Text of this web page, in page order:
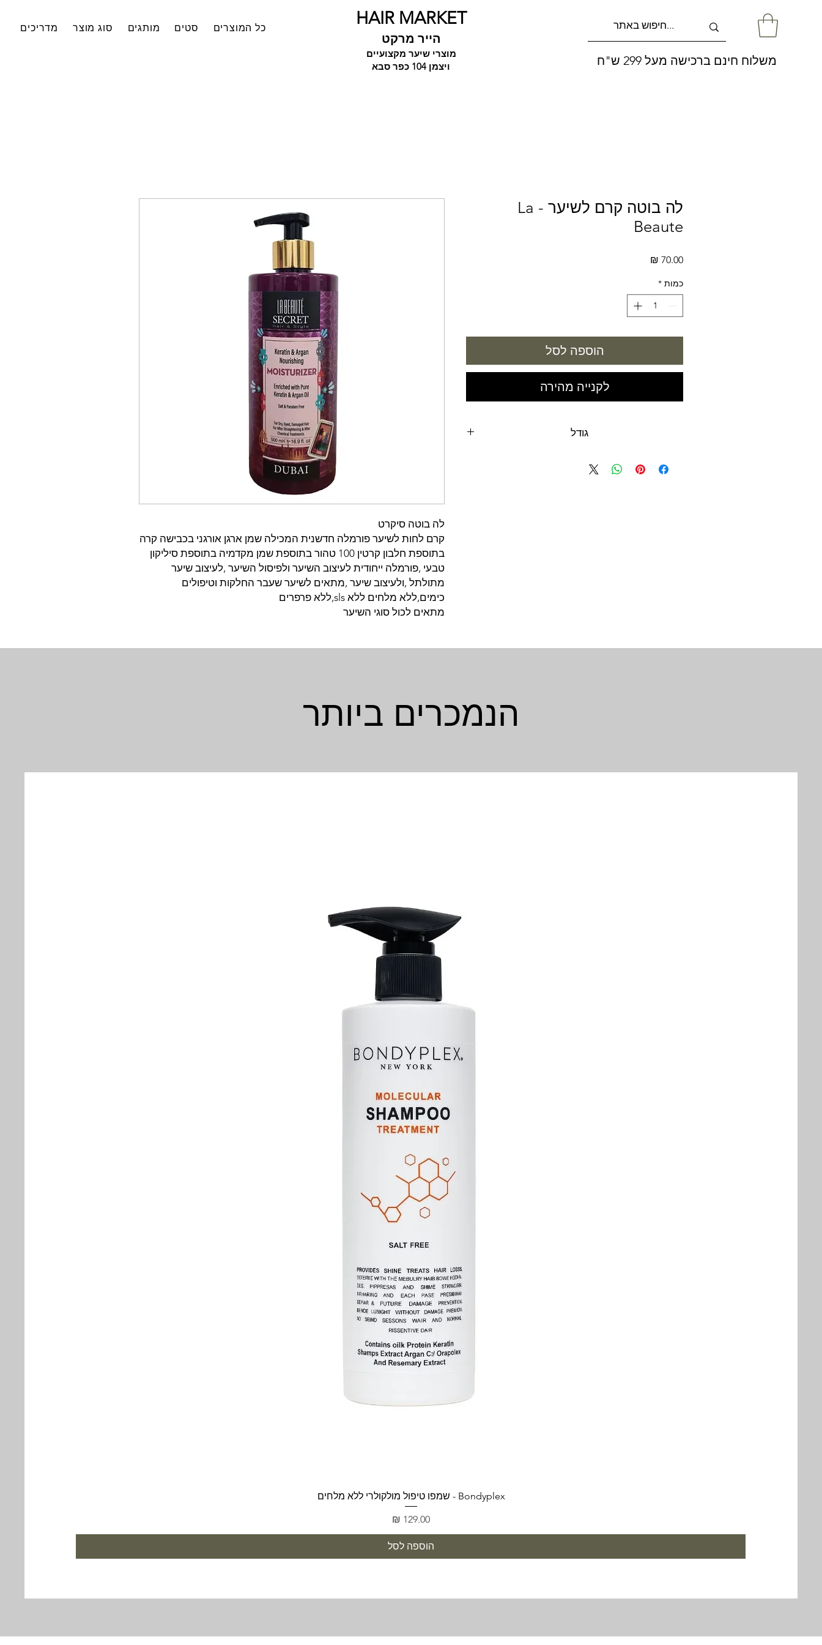
כל המוצרים סטים מותגים סוג מוצר מדריכים HAIR MARKET
הייר מרקט
מוצרי שיער מקצועיים
ויצמן 104 כפר סבא
משלוח חינם ברכישה מעל 299 ש"ח
לה בוטה סיקרט
קרם לחות לשיער פורמלה חדשנית המכילה שמן ארגן אורגני בכבישה קרה
בתוספת חלבון קרטין 100 טהור בתוספת שמן מקדמיה בתוספת סיליקון
טבעי ,פורמלה ייחודית לעיצוב השיער ולפיסול השיער ,לעיצוב שיער
מתולתל ,ולעיצוב שיער ,מתאים לשיער שעבר החלקות וטיפולים
כימים,ללא מלחים ללא sls,ללא פרפרים
מתאים לכול סוגי השיער
לה בוטה קרם לשיער - La
Beaute
כמות *
הוספה לסל
לקנייה מהירה
גודל
הנמכרים ביותר
תצוגה מהירה
Bondyplex - שמפו טיפול מולקולרי ללא מלחים
מחיר
הוספה לסל